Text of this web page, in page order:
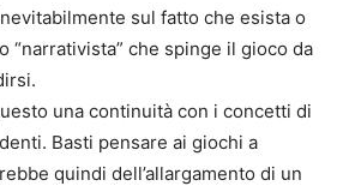
sul fatto che esista o
“narrativista” che spinge il gioco da
una continuità con i concetti di
Basti pensare ai giochi a
quindi dell’allargamento di un